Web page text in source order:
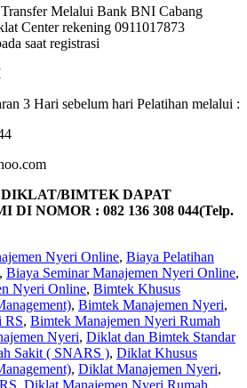
Melalui Bank BNI Cabang
Center rekening 0911017873
saat registrasi
3 Hari sebelum hari Pelatihan melalui :
BIMTEK DAPAT
DI NOMOR : 082 136 308 044(Telp.
Nyeri Online, Biaya Pelatihan
, Biaya Seminar Manajemen Nyeri Online,
Nyeri Online, Bimtek Khusus
, Bimtek Manajemen Nyeri,
RS, Bimtek Manajemen Nyeri Rumah
Nyeri, Diklat dan Bimtek Standar
Sakit ( SNARS ), Diklat Khusus
, Diklat Manajemen Nyeri,
Diklat Manajemen Nyeri Rumah